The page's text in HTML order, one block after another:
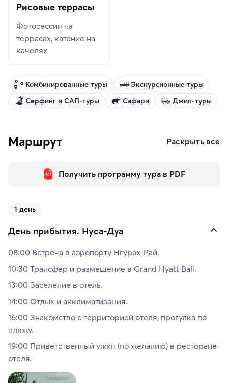
Рисовые террасы
Фотосессия на
террасах, катание на
качелях
Комбинированные туры
Экскурсионные туры
Серфинг и САП-туры
Сафари Джип-туры
Маршрут Раскрыть все
Получить программу тура в PDF
1 день
День прибытия. Нуса-Дуа
08:00 Встреча в аэропорту Нгурах-Рай.
10:30 Трансфер и размещение в Grand Hyatt Bali.
13:00 Заселение в отель.
14:00 Отдых и акклиматизация.
16:00 Знакомство с территорией отеля, прогулка по
пляжу.
19:00 Приветственный ужин (по желанию) в ресторане
отеля.